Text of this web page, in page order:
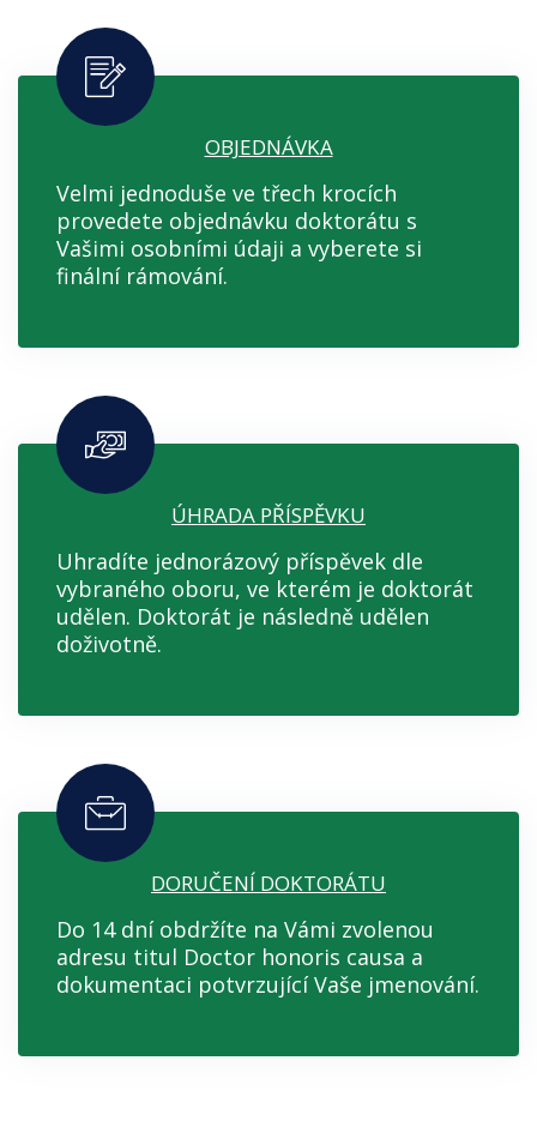
OBJEDNÁVKA
Velmi jednoduše ve třech krocích
provedete objednávku doktorátu s
Vašimi osobními údaji a vyberete si
finální rámování.
ÚHRADA PŘÍSPĚVKU
Uhradíte jednorázový příspěvek dle
vybraného oboru, ve kterém je doktorát
udělen. Doktorát je následně udělen
doživotně.
DORUČENÍ DOKTORÁTU
Do 14 dní obdržíte na Vámi zvolenou
adresu titul Doctor honoris causa a
dokumentaci potvrzující Vaše jmenování.